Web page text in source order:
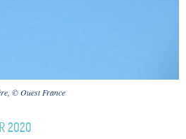
© Ouest France
2020